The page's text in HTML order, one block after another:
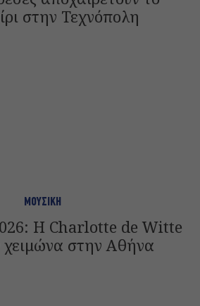
στην Τεχνόπολη
ΜΟΥΣΙΚΗ
Η Charlotte de Witte
χειμώνα στην Αθήνα